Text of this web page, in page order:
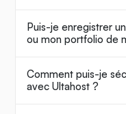
Puis-je enregistrer
ou mon portfolio de
Comment puis-je
avec Ultahost ?